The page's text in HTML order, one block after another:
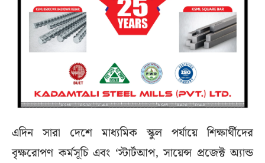
এদিন সারা দেশে মাধ্যমিক স্কুল পর্যায়ে শিক্ষার্থীদের
বৃক্ষরোপণ কর্মসূচি এবং ‘স্টার্টআপ, সায়েন্স প্রজেক্ট অ্যান্ড